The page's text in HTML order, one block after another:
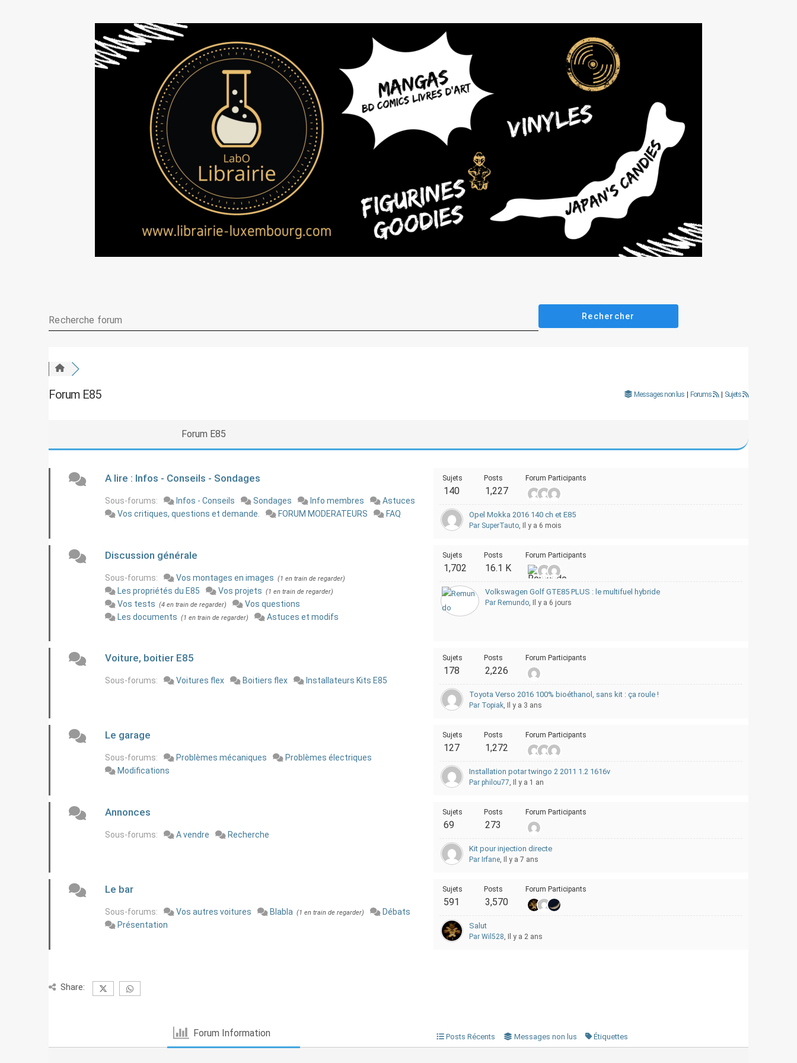
Forum E85 Messages non lus Forums Sujets
Forum E85
A lire : Infos - Conseils - Sondages
Sous-forums: Infos - Conseils Sondages Info membres
Astuces
Vos critiques, questions et demande.
FORUM MODERATEURS FAQ
Sujets
140
Posts
1,227
Forum Participants
Opel Mokka 2016 140 ch et E85
Par SuperTauto, Il y a 6 mois
Discussion générale
Sous-forums: Vos montages en images (1 en train de regarder)
Les propriétés du E85 Vos projets (1 en train de regarder)
Vos tests (4 en train de regarder)
Vos questions
Les documents (1 en train de regarder) Astuces et modifs
Sujets
1,702
Posts
16.1 K
Forum Participants
Volkswagen Golf GTE85 PLUS : le multifuel hybride
Par Remundo, Il y a 6 jours
Voiture, boitier E85
Sous-forums: Voitures flex Boitiers flex Installateurs Kits E85
Sujets
178
Posts
2,226
Forum Participants
Toyota Verso 2016 100% bioéthanol, sans kit : ça roule !
Par Topiak, Il y a 3 ans
Le garage
Sous-forums: Problèmes mécaniques
Problèmes électriques
Modifications
Sujets
127
Posts
1,272
Forum Participants
Installation potar twingo 2 2011 1.2 1616v
Par philou77, Il y a 1 an
Annonces
Sous-forums: A vendre Recherche
Sujets
69
Posts
273
Forum Participants
Kit pour injection directe
Par Irfane, Il y a 7 ans
Le bar
Sous-forums: Vos autres voitures Blabla (1 en train de regarder)
Débats
Présentation
Sujets
591
Posts
3,570
Forum Participants
Salut
Par Wil528, Il y a 2 ans
Share:
Forum Information Posts Récents Messages non lus Étiquettes